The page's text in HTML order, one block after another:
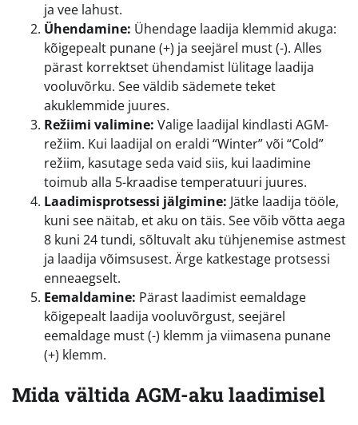
ja vee lahust.
Ühendamine: Ühendage laadija klemmid akuga:
kõigepealt punane (+) ja seejärel must (-). Alles
pärast korrektset ühendamist lülitage laadija
vooluvõrku. See väldib sädemete teket
akuklemmide juures.
Režiimi valimine: Valige laadijal kindlasti AGM-
režiim. Kui laadijal on eraldi “Winter” või “Cold”
režiim, kasutage seda vaid siis, kui laadimine
toimub alla 5-kraadise temperatuuri juures.
Laadimisprotsessi jälgimine: Jätke laadija tööle,
kuni see näitab, et aku on täis. See võib võtta aega
8 kuni 24 tundi, sõltuvalt aku tühjenemise astmest
ja laadija võimsusest. Ärge katkestage protsessi
enneaegselt.
Eemaldamine: Pärast laadimist eemaldage
kõigepealt laadija vooluvõrgust, seejärel
eemaldage must (-) klemm ja viimasena punane
(+) klemm.
Mida vältida AGM-aku laadimisel